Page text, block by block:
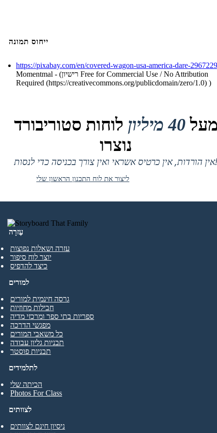
ייחוס תמונה
https://pixabay.com/en/covered-wagon-usa-america-dare-
Momentmal - (רישיון Free for Commercial Use / No Attribution
Required (https://creativecommons.org/publicdomain/zero/1.0) )
40 מיליון
לוחות סטוריבורד
נוצרו
אין הורדות, אין כרטיס אשראי ואין צורך בכניסה כדי לנסות!
ליצור את לוח התכנון הראשון שלי
עֶזרָה
עזרה ושאלות נפוצות
יוצר לוח סיפור
כיצד להדפיס
לתלמידים
הכיתה שלי
Photos For Class
למורים
גרסה חינמית למורים
חבילות מחוזיות
ספריות בתי ספר ומרכזי מדיה
מפגשי הדרכה
כל משאבי המורים
תבניות גליון עבודה
תבניות פוסטר
לצוותים
ניסיון חינם לצוותים